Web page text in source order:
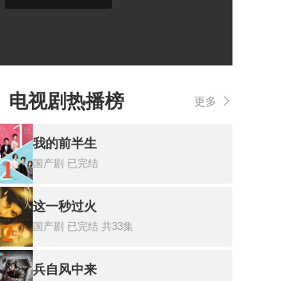
电视剧热播榜 更多
1
我的前半生
国产剧 已完结
2
这一秒过火
国产剧 已完结 共33集
兵自风中来